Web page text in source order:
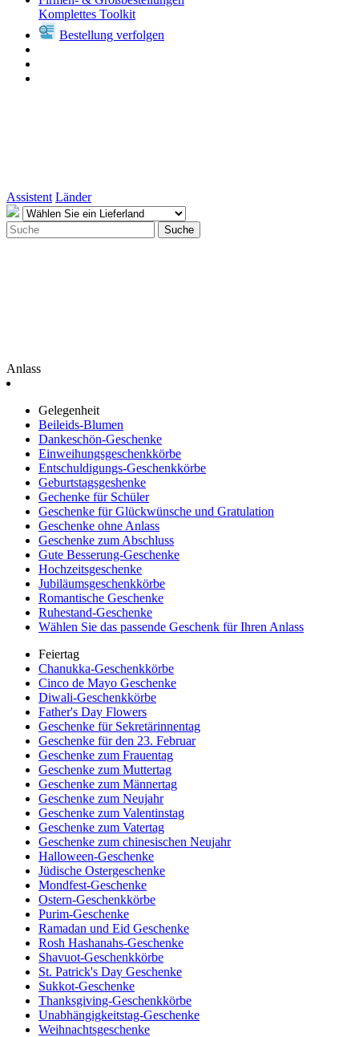
Komplettes Toolkit
Bestellung verfolgen
Assistent Länder
Suche
Anlass
Gelegenheit
Beileids-Blumen
Dankeschön-Geschenke
Einweihungsgeschenkkörbe
Entschuldigungs-Geschenkkörbe
Geburtstagsgeshenke
Gechenke für Schüler
Geschenke für Glückwünsche und Gratulation
Geschenke ohne Anlass
Geschenke zum Abschluss
Gute Besserung-Geschenke
Hochzeitsgeschenke
Jubiläumsgeschenkkörbe
Romantische Geschenke
Ruhestand-Geschenke
Wählen Sie das passende Geschenk für Ihren Anlass
Feiertag
Chanukka-Geschenkkörbe
Cinco de Mayo Geschenke
Diwali-Geschenkkörbe
Father's Day Flowers
Geschenke für Sekretärinnentag
Geschenke für den 23. Februar
Geschenke zum Frauentag
Geschenke zum Muttertag
Geschenke zum Männertag
Geschenke zum Neujahr
Geschenke zum Valentinstag
Geschenke zum Vatertag
Geschenke zum chinesischen Neujahr
Halloween-Geschenke
Jüdische Ostergeschenke
Mondfest-Geschenke
Ostern-Geschenkkörbe
Purim-Geschenke
Ramadan und Eid Geschenke
Rosh Hashanahs-Geschenke
Shavuot-Geschenkkörbe
St. Patrick's Day Geschenke
Sukkot-Geschenke
Thanksgiving-Geschenkkörbe
Unabhängigkeitstag-Geschenke
Weihnachtsgeschenke